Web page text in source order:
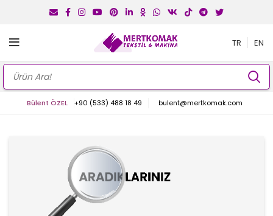
TR EN
Bülent ÖZEL +90 (533) 488 18 49 bulent@mertkomak.com